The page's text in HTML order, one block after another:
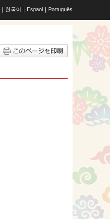
｜ 한국어 ｜ Espaol ｜ Português